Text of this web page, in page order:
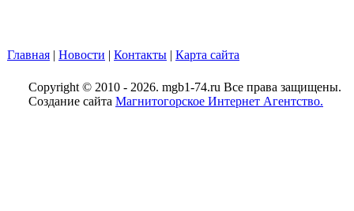
Главная | Новости | Контакты | Карта сайта
Copyright © 2010 - 2026. mgb1-74.ru Все права защищены.
Создание сайта Магнитогорское Интернет Агентство.